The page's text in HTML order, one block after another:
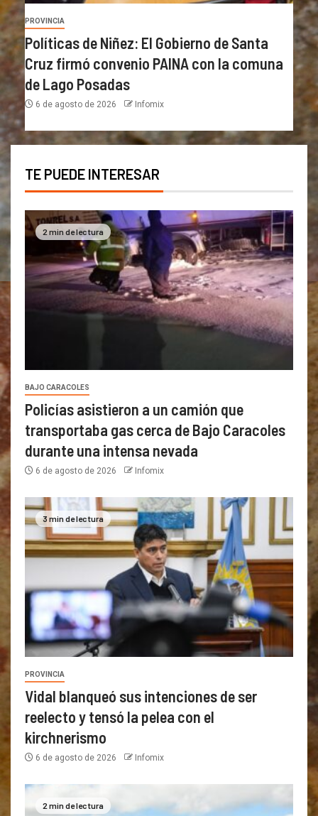
PROVINCIA
Políticas de Niñez: El Gobierno de Santa
Cruz firmó convenio PAINA con la comuna
de Lago Posadas
6 de agosto de 2026 Infomix
TE PUEDE INTERESAR
2 min de lectura
BAJO CARACOLES
Policías asistieron a un camión que
transportaba gas cerca de Bajo Caracoles
durante una intensa nevada
6 de agosto de 2026 Infomix
3 min de lectura
PROVINCIA
Vidal blanqueó sus intenciones de ser
reelecto y tensó la pelea con el
kirchnerismo
6 de agosto de 2026 Infomix
2 min de lectura